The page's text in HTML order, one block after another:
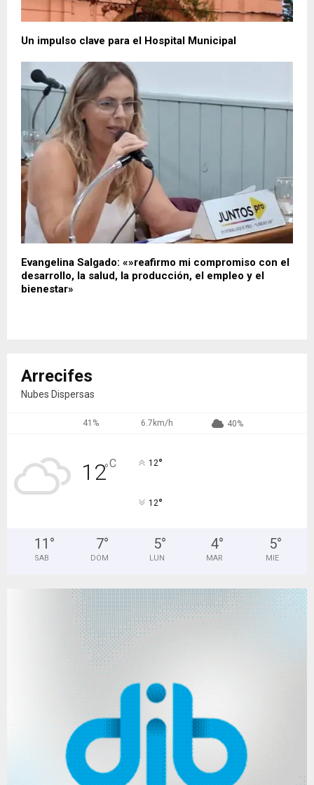
Un impulso clave para el Hospital Municipal
Evangelina Salgado: «»reafirmo mi compromiso con el
desarrollo, la salud, la producción, el empleo y el
bienestar»
Arrecifes
Nubes Dispersas
41% 6.7km/h 40%
12°C 12°
12°
11 °
SAB
7°
DOM
5°
LUN
4°
MAR
5°
MIE